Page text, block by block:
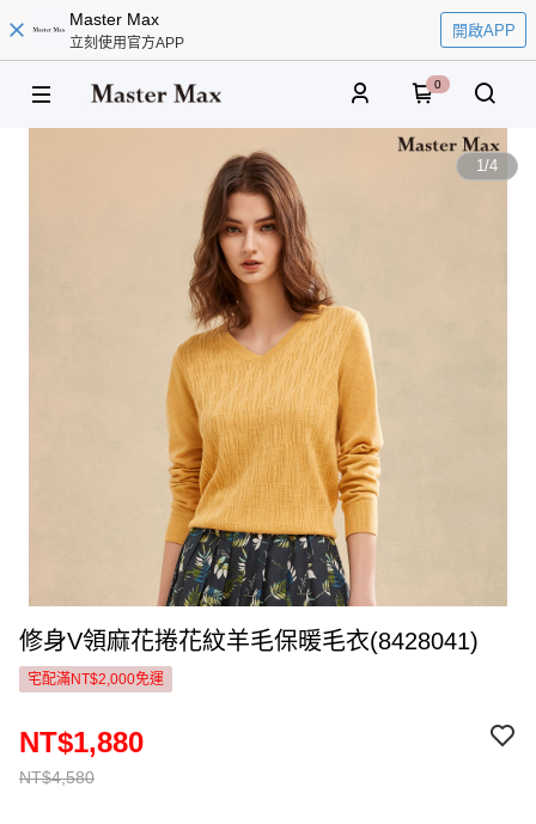
Master Max
立刻使用官方APP
開啟APP
0
1/4
修身V領麻花捲花紋羊毛保暖毛衣(8428041)
宅配滿NT$2,000免運
NT$4,580
NT$1,880